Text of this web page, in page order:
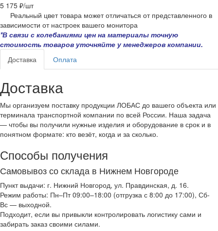
5 175 ₽/шт
Реальный цвет товара может отличаться от представленного в
зависимости от настроек вашего монитора
*В связи с колебаниями цен на материалы точную
стоимость товаров уточняйте у менеджеров компании.
Доставка
Оплата
Доставка
Мы организуем поставку продукции ЛОБАС до вашего объекта или
терминала транспортной компании по всей России. Наша задача
— чтобы вы получили нужные изделия и оборудование в срок и в
понятном формате: кто везёт, когда и за сколько.
Способы получения
Самовывоз со склада в Нижнем Новгороде
Пункт выдачи: г. Нижний Новгород, ул. Правдинская, д. 16.
Режим работы: Пн–Пт 09:00–18:00 (отгрузка с 8:00 до 17:00), Сб-
Вс — выходной.
Подходит, если вы привыкли контролировать логистику сами и
забирать заказ своими силами.